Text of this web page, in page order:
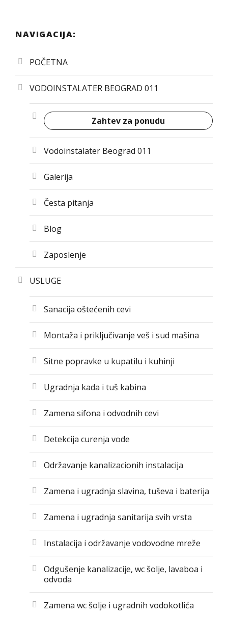
NAVIGACIJA:
POČETNA
VODOINSTALATER BEOGRAD 011
Zahtev za ponudu
Vodoinstalater Beograd 011
Galerija
Česta pitanja
Blog
Zaposlenje
USLUGE
Sanacija oštećenih cevi
Montaža i priključivanje veš i sud mašina
Sitne popravke u kupatilu i kuhinji
Ugradnja kada i tuš kabina
Zamena sifona i odvodnih cevi
Detekcija curenja vode
Održavanje kanalizacionih instalacija
Zamena i ugradnja slavina, tuševa i baterija
Zamena i ugradnja sanitarija svih vrsta
Instalacija i održavanje vodovodne mreže
Odgušenje kanalizacije, wc šolje, lavaboa i
odvoda
Zamena wc šolje i ugradnih vodokotlića